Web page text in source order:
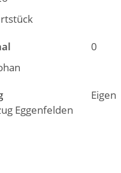
0
Eigen
Eggenfelden